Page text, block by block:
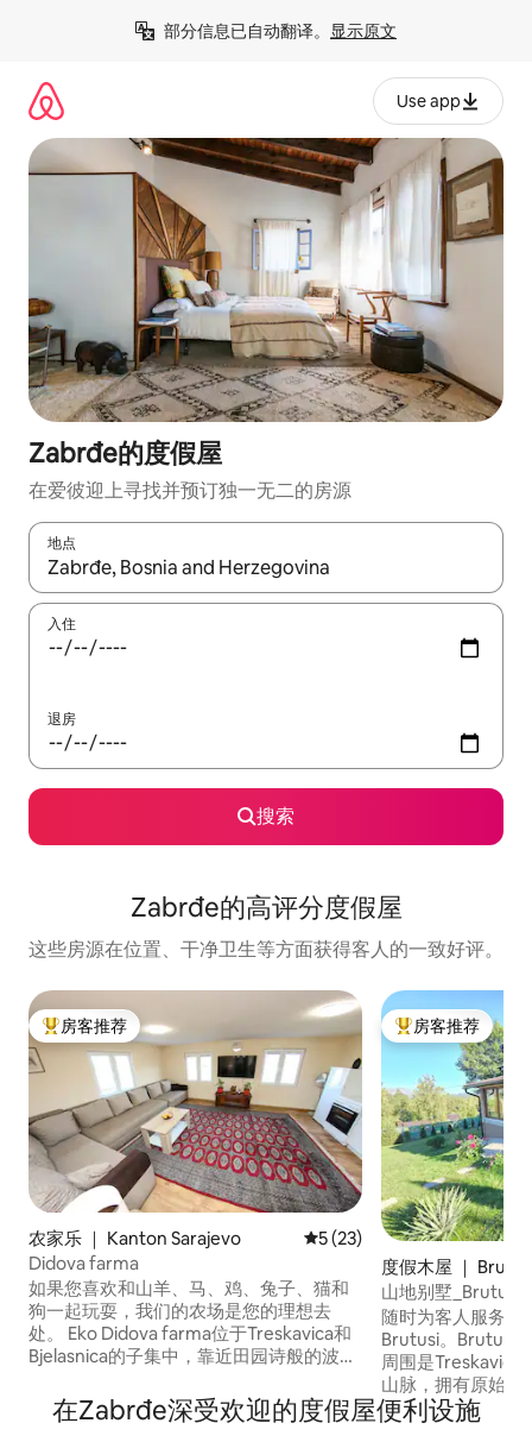
部分信息已自动翻译。 显示原文
Use app
Zabrđe的度假屋
在爱彼迎上寻找并预订独一无二的房源
地点
如有搜索结果，请使用上下方向键查看，或通过点击或滑动手势
入住
退房
搜索
Zabrđe的高评分度假屋
这些房源在位置、干净卫生等方面获得客人的一致好评。
热门「房客推荐」
房客推荐
农家乐 ｜ Kanton Sarajevo 平均评分 5 分（满分 5 分）
5 (23)
Didova farma
如果您喜欢和山羊、马、鸡、兔子、猫和
狗一起玩耍，我们的农场是您的理想去
处。 Eko Didova farma位于Treskavica和
Bjelasnica的子集中，靠近田园诗般的波斯
热窝机场25公里。 我们很高兴欢迎您入住
我们全新、简单且设备齐全的公寓，最多
热门「房客推荐」
房客推荐
度假木屋 ｜
山地别墅_Brutusi/
随时为客人服务！ 山间小屋位于Trnovo的
Brutusi。Brutusi
周围是Treskavica
山脉，拥有原始的
空气。度假屋位于
入口和可停放4辆
在Zabrđe深受欢迎的度假屋便利设施